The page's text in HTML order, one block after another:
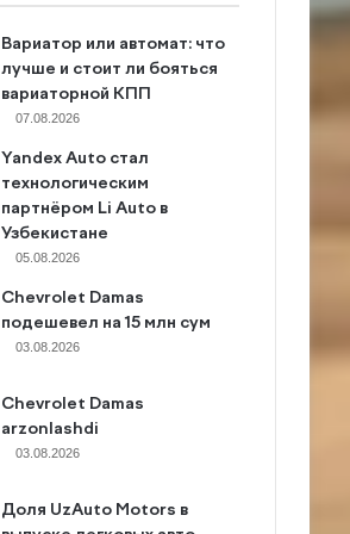
Вариатор или автомат: что
лучше и стоит ли бояться
вариаторной КПП
07.08.2026
Yandex Auto стал
технологическим
партнёром Li Auto в
Узбекистане
05.08.2026
Chevrolet Damas
подешевел на 15 млн сум
03.08.2026
Chevrolet Damas
arzonlashdi
03.08.2026
Доля UzAuto Motors в